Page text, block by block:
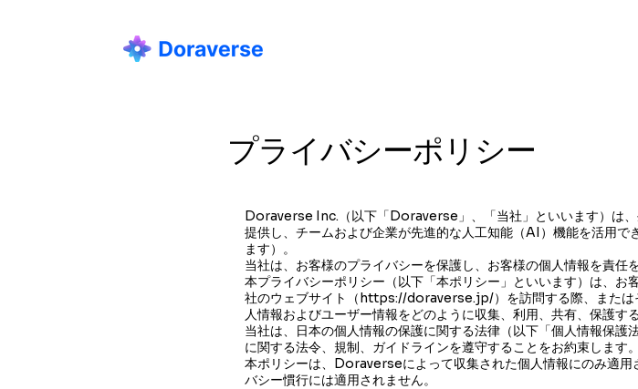
プライバシーポリシー
Doraverse Inc.（以下「Doraverse」、「当社」といいます）は
提供し、チームおよび企業が先進的な人工知能（AI）機能を活用
ます）。
当社は、お客様のプライバシーを保護し、お客様の個人情報を責任
本プライバシーポリシー（以下「本ポリシー」といいます）は、お
社のウェブサイト（https://doraverse.jp/）を訪問する際、または
人情報およびユーザー情報をどのように収集、利用、共有、保護す
当社は、日本の個人情報の保護に関する法律（以下「個人情報保
に関する法令、規制、ガイドラインを遵守することをお約束します。
本ポリシーは、Doraverseによって収集された個人情報にのみ適
バシー慣行には適用されません。